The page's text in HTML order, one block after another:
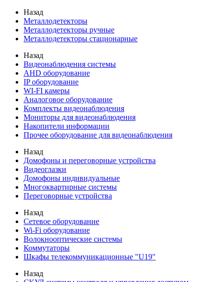
Назад
Металлодетекторы
Металлодетекторы ручные
Металлодетекторы стационарные
Назад
Видеонаблюдения cистемы
AHD оборудование
IP оборудование
WI-FI камеры
Аналоговое оборудование
Комплекты видеонаблюдения
Мониторы для видеонаблюдения
Накопители информации
Прочее оборудование для видеонаблюдения
Назад
Домофоны и переговорные устройства
Видеоглазки
Домофоны индивидуальные
Многоквартирные системы
Переговорные устройства
Назад
Сетевое оборудование
Wi-Fi оборудование
Волокнооптические системы
Коммутаторы
Шкафы телекоммуникационные "U19"
Назад